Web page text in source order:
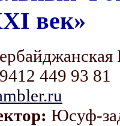
век»
449 93 81
Юсуф-